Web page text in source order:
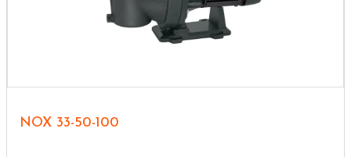
NOX 33-50-100